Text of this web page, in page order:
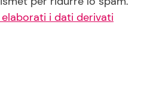
i dati derivati